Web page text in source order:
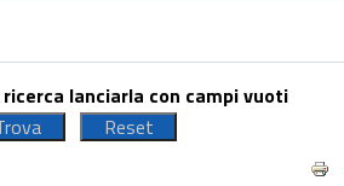
lanciarla con campi vuoti